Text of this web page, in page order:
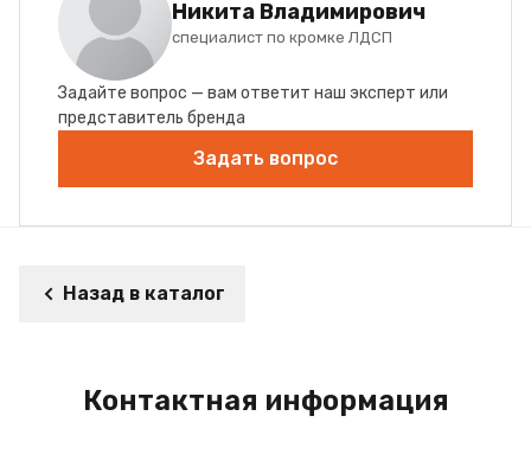
Никита Владимирович
специалист по кромке ЛДСП
Задайте вопрос — вам ответит наш эксперт или
представитель бренда
Задать вопрос
Назад в каталог
Контактная информация